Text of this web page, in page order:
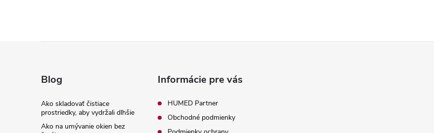
Blog
Ako skladovať čistiace
prostriedky, aby vydržali dlhšie
Ako na umývanie okien bez
Informácie pre vás
HUMED Partner
Obchodné podmienky